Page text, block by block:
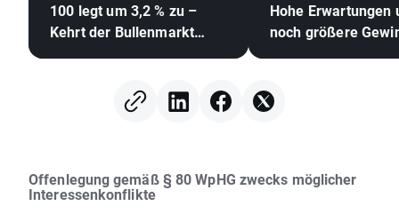
100 legt um 3,2 % zu –
Kehrt der Bullenmarkt
Hohe Erwartungen
noch größere
Offenlegung gemäß § 80 WpHG zwecks möglicher
Interessenkonflikte